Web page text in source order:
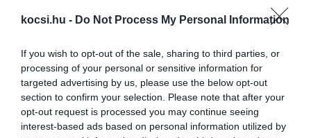
kocsi.hu - Do Not Process My Personal Information
If you wish to opt-out of the sale, sharing to third parties, or
processing of your personal or sensitive information for
targeted advertising by us, please use the below opt-out
section to confirm your selection. Please note that after your
opt-out request is processed you may continue seeing
interest-based ads based on personal information utilized by